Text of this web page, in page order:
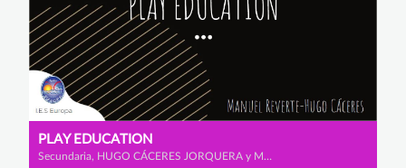
PLAY EDUCATION
Secundaria, HUGO CÁCERES JORQUERA y MANUEL REVERTE VIÚDEZ